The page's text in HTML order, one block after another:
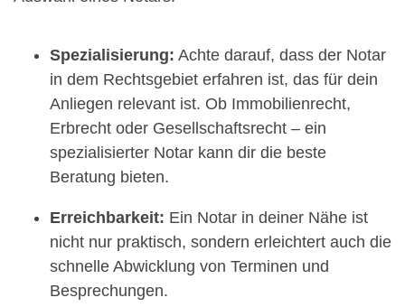
Spezialisierung: Achte darauf, dass der Notar
in dem Rechtsgebiet erfahren ist, das für dein
Anliegen relevant ist. Ob Immobilienrecht,
Erbrecht oder Gesellschaftsrecht – ein
spezialisierter Notar kann dir die beste
Beratung bieten.
Erreichbarkeit: Ein Notar in deiner Nähe ist
nicht nur praktisch, sondern erleichtert auch die
schnelle Abwicklung von Terminen und
Besprechungen.